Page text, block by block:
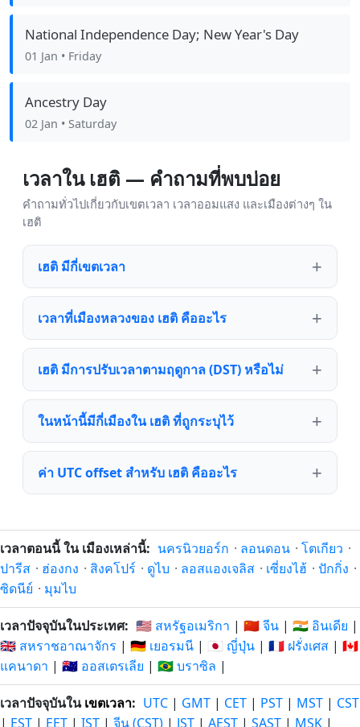
National Independence Day; New Year's Day
01 Jan • Friday
Ancestry Day
02 Jan • Saturday
เวลาใน เฮติ — คำถามที่พบบ่อย
คำถามทั่วไปเกี่ยวกับเขตเวลา เวลาออมแสง และเมืองต่างๆ ใน
เฮติ
เฮติ มีกี่เขตเวลา
เวลาที่เมืองหลวงของ เฮติ คืออะไร
เฮติ มีการปรับเวลาตามฤดูกาล (DST) หรือไม่
ในหน้านี้มีกี่เมืองใน เฮติ ที่ถูกระบุไว้
ค่า UTC offset สำหรับ เฮติ คืออะไร
เวลาตอนนี้ ใน เมืองเหล่านี้: นครนิวยอร์ก · ลอนดอน · โตเกียว ·
ปารีส · ฮ่องกง · สิงคโปร์ · ดูไบ · ลอสแองเจลิส · เซี่ยงไฮ้ · ปักกิ่ง ·
ซิดนีย์ · มุมไบ
เวลาปัจจุบันในประเทศ: 🇺🇸 สหรัฐอเมริกา | 🇨🇳 จีน | 🇮🇳 อินเดีย |
🇬🇧 สหราชอาณาจักร | 🇩🇪 เยอรมนี | 🇯🇵 ญี่ปุ่น | 🇫🇷 ฝรั่งเศส | 🇨🇦
แคนาดา | 🇦🇺 ออสเตรเลีย | 🇧🇷 บราซิล |
เวลาปัจจุบันในเขตเวลา: UTC | GMT | CET | PST | MST | CST
| EST | EET | IST | จีน (CST) | JST | AEST | SAST | MSK |